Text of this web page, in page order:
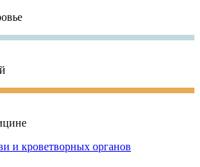
и кроветворных органов